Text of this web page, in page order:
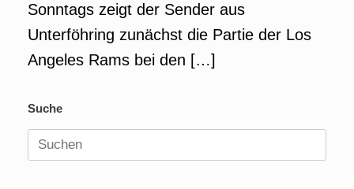
Sonntags zeigt der Sender aus
Unterföhring zunächst die Partie der Los
Angeles Rams bei den […]
Suche
Suchen
nach: